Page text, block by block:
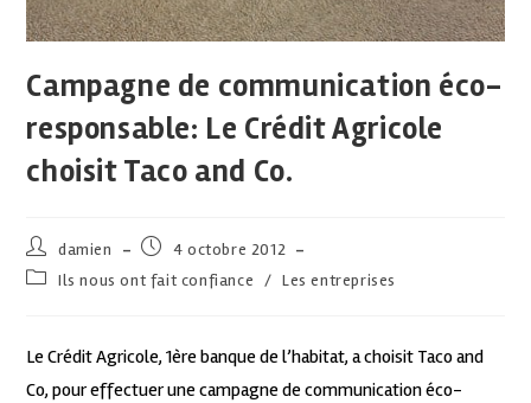
Campagne de communication éco-
responsable: Le Crédit Agricole
choisit Taco and Co.
damien
4 octobre 2012
Ils nous ont fait confiance / Les entreprises
Le Crédit Agricole, 1ère banque de l’habitat, a choisit Taco and
Co, pour effectuer une campagne de communication éco-